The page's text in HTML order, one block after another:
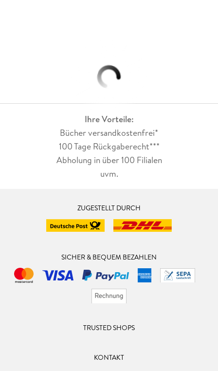
Ihre Vorteile:
Bücher versandkostenfrei*
100 Tage Rückgaberecht***
Abholung in über 100 Filialen
uvm.
ZUGESTELLT DURCH
SICHER & BEQUEM BEZAHLEN
TRUSTED SHOPS
KONTAKT